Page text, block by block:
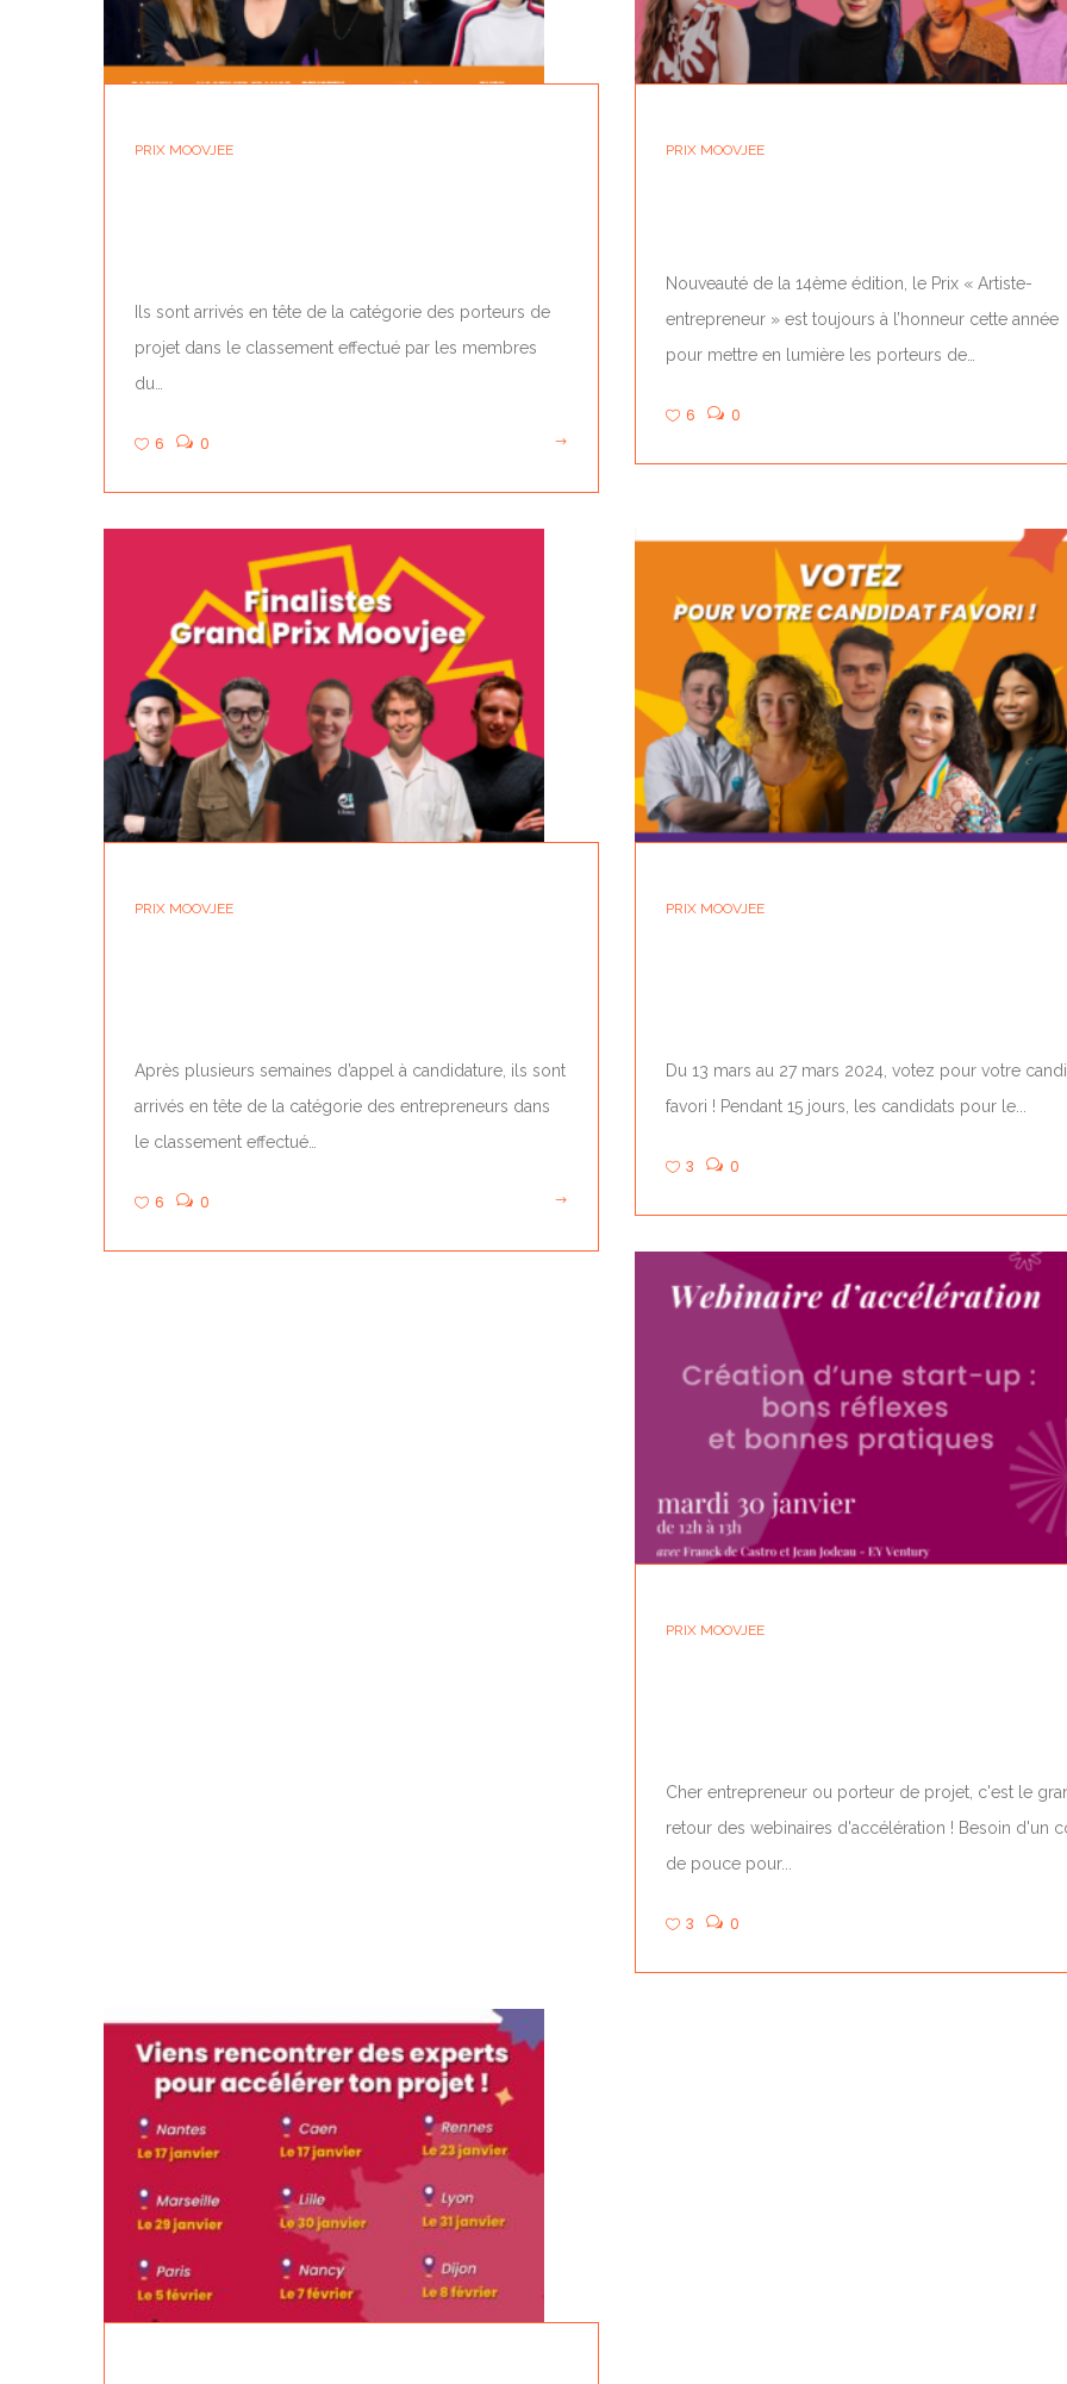
PRIX MOOVJEE
Ils sont arrivés en tête de la catégorie des porteurs de
projet dans le classement effectué par les membres
du…
6 0
PRIX MOOVJEE
Nouveauté de la 14ème édition, le Prix « Artiste-
entrepreneur » est toujours à l’honneur cette année
pour mettre en lumière les porteurs de…
6 0
PRIX MOOVJEE
Après plusieurs semaines d’appel à candidature, ils sont
arrivés en tête de la catégorie des entrepreneurs dans
le classement effectué…
6 0
PRIX MOOVJEE
Du 13 mars au 27 mars 2024, votez pour votre
favori ! Pendant 15 jours, les candidats pour le...
3 0
PRIX MOOVJEE
Cher entrepreneur ou porteur de projet, c'est le
retour des webinaires d'accélération ! Besoin d'un
de pouce pour...
3 0